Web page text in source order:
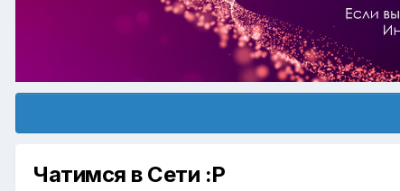
Чатимся в Сети :Р